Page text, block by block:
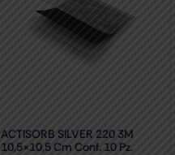
ACTISORB SILVER 220 3M
10,5×10,5 Cm Conf. 10 Pz.